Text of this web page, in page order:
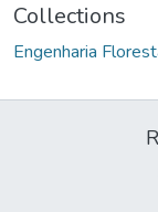
Collections
Engenharia